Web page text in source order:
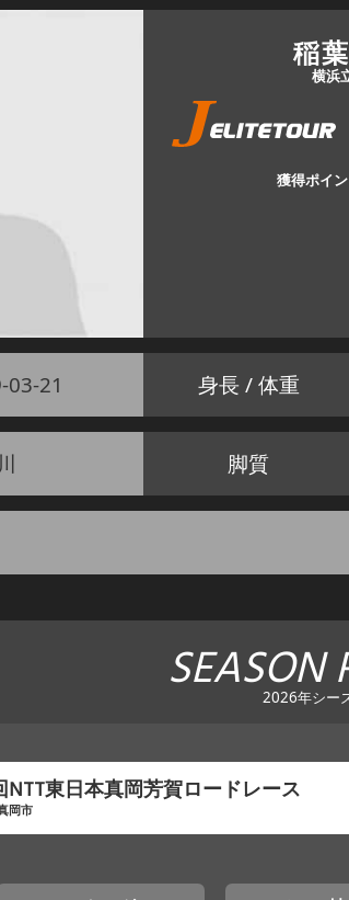
稲
横浜
獲得ポイ
03-21 身長 / 体重
脚質
SEASON
2026年シー
NTT東日本真岡芳賀ロードレース
岡市